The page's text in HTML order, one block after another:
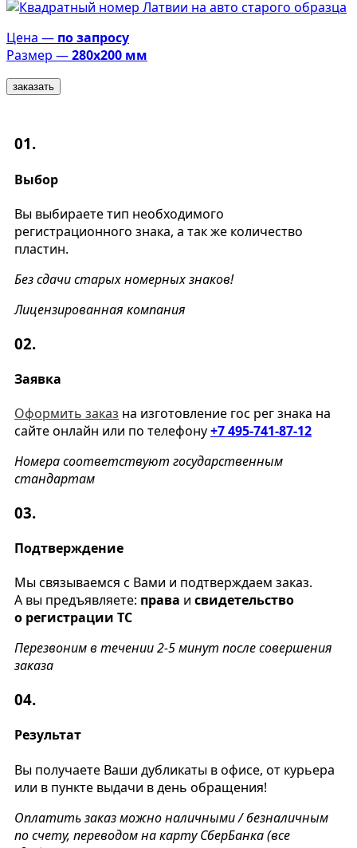
Цена — по запросу
Размер —280х200 мм
заказать
01.
Выбор
Вы выбираете тип необходимого
регистрационного знака, а так же количество
пластин.
Без сдачи старых номерных знаков!
Лицензированная компания
02.
Заявка
Оформить заказ на изготовление гос рег знака на
сайте онлайн или по телефону+7 495-741-87-12
Номера соответствуют государственным
стандартам
03.
Подтверждение
Мы связываемся с Вами и подтверждаем заказ.
А вы предъявляете: права и свидетельство
о регистрации ТС
Перезвоним в течении 2-5 минут после совершения
заказа
04.
Результат
Вы получаете Ваши дубликаты в офисе, от курьера
или в пункте выдачи в день обращения!
Оплатить заказ можно наличными / безналичным
по счету, переводом на карту СберБанка (все